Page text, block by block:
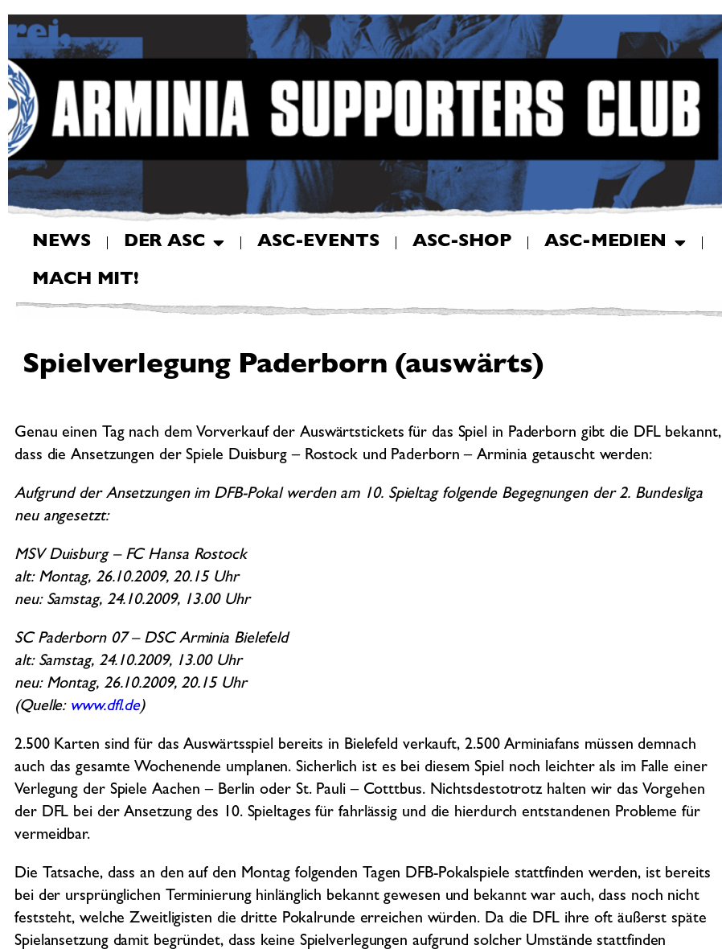
NEWS DER ASC ASC-EVENTS ASC-SHOP ASC-MEDIEN
MACH MIT!
Spielverlegung Paderborn (auswärts)
Genau einen Tag nach dem Vorverkauf der Auswärtstickets für das Spiel in Paderborn gibt die DFL bekannt,
dass die Ansetzungen der Spiele Duisburg – Rostock und Paderborn – Arminia getauscht werden:
Aufgrund der Ansetzungen im DFB-Pokal werden am 10. Spieltag folgende Begegnungen der 2. Bundesliga
neu angesetzt:
MSV Duisburg – FC Hansa Rostock
alt: Montag, 26.10.2009, 20.15 Uhr
neu: Samstag, 24.10.2009, 13.00 Uhr
SC Paderborn 07 – DSC Arminia Bielefeld
alt: Samstag, 24.10.2009, 13.00 Uhr
neu: Montag, 26.10.2009, 20.15 Uhr
(Quelle: www.dfl.de)
2.500 Karten sind für das Auswärtsspiel bereits in Bielefeld verkauft, 2.500 Arminiafans müssen demnach
auch das gesamte Wochenende umplanen. Sicherlich ist es bei diesem Spiel noch leichter als im Falle einer
Verlegung der Spiele Aachen – Berlin oder St. Pauli – Cotttbus. Nichtsdestotrotz halten wir das Vorgehen
der DFL bei der Ansetzung des 10. Spieltages für fahrlässig und die hierdurch entstandenen Probleme für
vermeidbar.
Die Tatsache, dass an den auf den Montag folgenden Tagen DFB-Pokalspiele stattfinden werden, ist bereits
bei der ursprünglichen Terminierung hinlänglich bekannt gewesen und bekannt war auch, dass noch nicht
feststeht, welche Zweitligisten die dritte Pokalrunde erreichen würden. Da die DFL ihre oft äußerst späte
Spielansetzung damit begründet, dass keine Spielverlegungen aufgrund solcher Umstände stattfinden